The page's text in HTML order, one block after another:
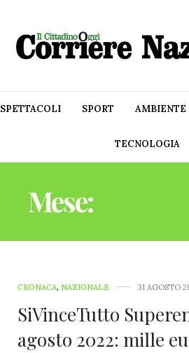
SPETTACOLI SPORT AMBIENTE
TECNOLOGIA
Mese:
CRONACA, NAZIONALE 31 AGOSTO
SiVinceTutto
agosto 2022: mille